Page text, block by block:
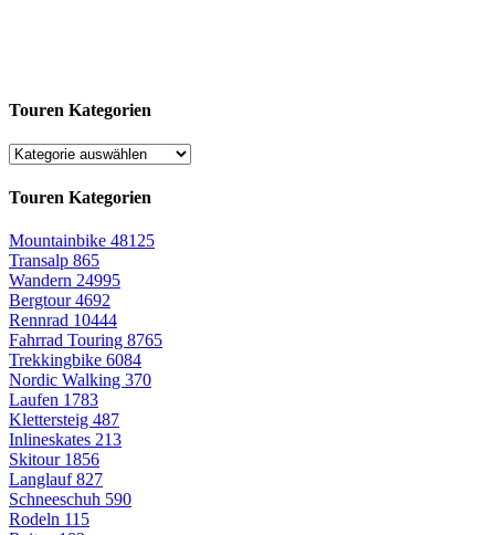
Touren Kategorien
Touren Kategorien
Mountainbike 48125
Transalp 865
Wandern 24995
Bergtour4692
Rennrad 10444
Fahrrad Touring 8765
Trekkingbike 6084
Nordic Walking 370
Laufen 1783
Klettersteig 487
Inlineskates 213
Skitour 1856
Langlauf827
Schneeschuh 590
Rodeln 115